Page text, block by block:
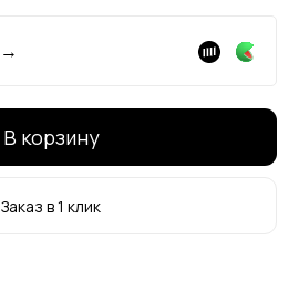
→
В корзину
Заказ в 1 клик